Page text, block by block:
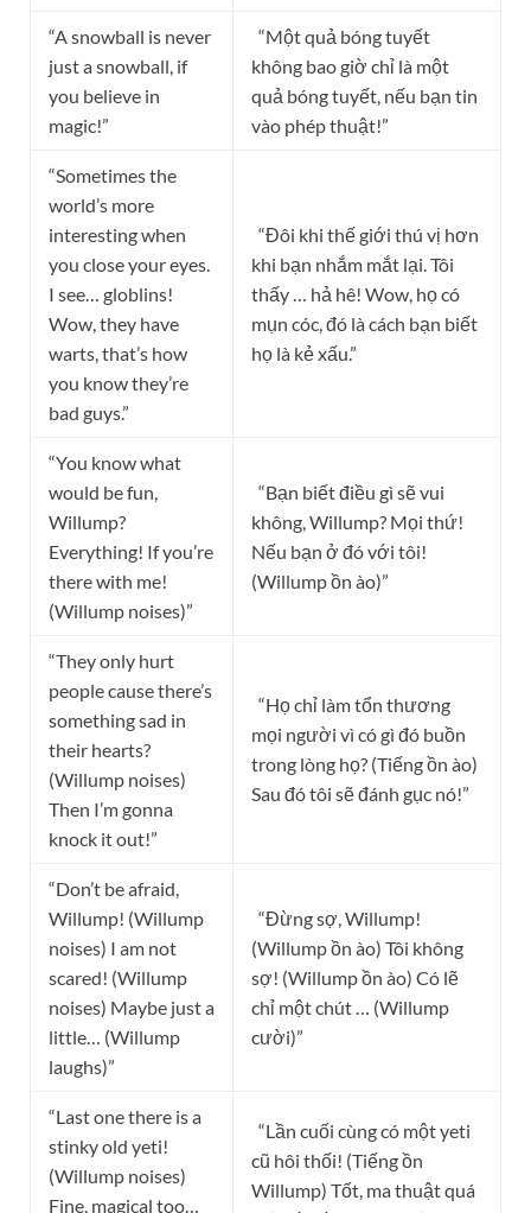
“A snowball is never
just a snowball, if
you believe in
magic!”
“Một quả bóng tuyết
không bao giờ chỉ là một
quả bóng tuyết, nếu bạn tin
vào phép thuật!”
“Sometimes the
world’s more
interesting when
you close your eyes.
I see… globlins!
Wow, they have
warts, that’s how
you know they’re
bad guys.”
“Đôi khi thế giới thú vị hơn
khi bạn nhắm mắt lại. Tôi
thấy … hả hê! Wow, họ có
mụn cóc, đó là cách bạn biết
họ là kẻ xấu.”
“You know what
would be fun,
Willump?
Everything! If you’re
there with me!
(Willump noises)”
“Bạn biết điều gì sẽ vui
không, Willump? Mọi thứ!
Nếu bạn ở đó với tôi!
(Willump ồn ào)”
“They only hurt
people cause there’s
something sad in
their hearts?
(Willump noises)
Then I’m gonna
knock it out!”
“Họ chỉ làm tổn thương
mọi người vì có gì đó buồn
trong lòng họ? (Tiếng ồn ào)
Sau đó tôi sẽ đánh gục nó!”
“Don’t be afraid,
Willump! (Willump
noises) I am not
scared! (Willump
noises) Maybe just a
little… (Willump
laughs)”
“Đừng sợ, Willump!
(Willump ồn ào) Tôi không
sợ! (Willump ồn ào) Có lẽ
chỉ một chút … (Willump
cười)”
“Last one there is a
stinky old yeti!
(Willump noises)
Fine, magical too…
“Lần cuối cùng có một yeti
cũ hôi thối! (Tiếng ồn
Willump) Tốt, ma thuật quá